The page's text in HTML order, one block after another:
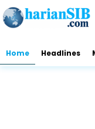
Home Headlines